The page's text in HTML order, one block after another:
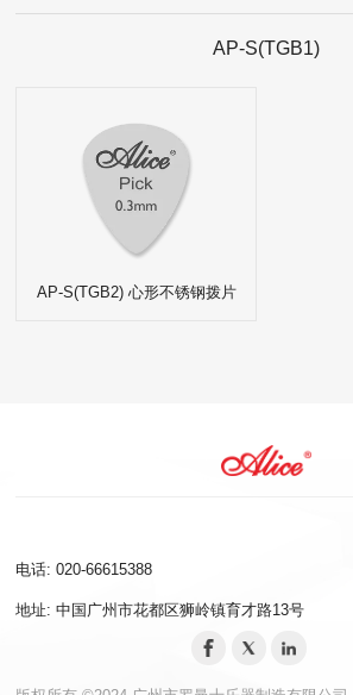
AP-S(TGB1)
AP-S(TGB2) 心形不锈钢拨片
电话: 020-66615388
地址: 中国广州市花都区狮岭镇育才路13号